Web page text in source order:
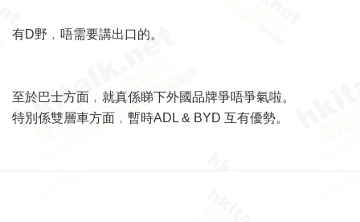
有D野﹐唔需要講出口的。
至於巴士方面﹐就真係睇下外國品牌爭唔爭氣啦。
特別係雙層車方面﹐暫時ADL & BYD 互有優勢。